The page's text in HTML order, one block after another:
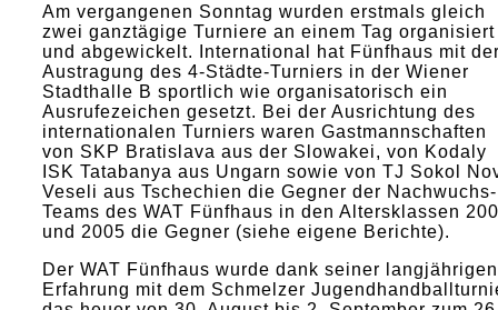
Am vergangenen Sonntag wurden erstmals gleich
zwei ganztägige Turniere an einem Tag organisiert
und abgewickelt. International hat Fünfhaus mit
Austragung des 4-Städte-Turniers in der Wiener
Stadthalle B sportlich wie organisatorisch ein
Ausrufezeichen gesetzt. Bei der Ausrichtung des
internationalen Turniers waren Gastmannschaften
von SKP Bratislava aus der Slowakei, von Kodaly
ISK Tatabanya aus Ungarn sowie von TJ Sokol
Veseli aus Tschechien die Gegner der Nachwuchs-
Teams des WAT Fünfhaus in den Altersklassen
und 2005 die Gegner (siehe eigene Berichte).
Der WAT Fünfhaus wurde dank seiner langjährigen
Erfahrung mit dem Schmelzer